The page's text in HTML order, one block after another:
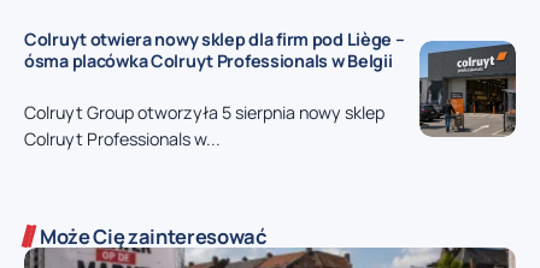
Colruyt otwiera nowy sklep dla firm pod Liège –
ósma placówka Colruyt Professionals w Belgii
Colruyt Group otworzyła 5 sierpnia nowy sklep
Colruyt Professionals w...
Może Cię zainteresować